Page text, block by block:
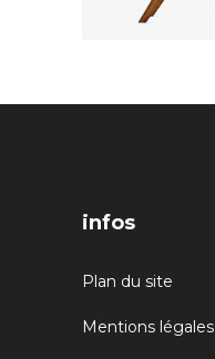
infos
Plan du site
Mentions légales